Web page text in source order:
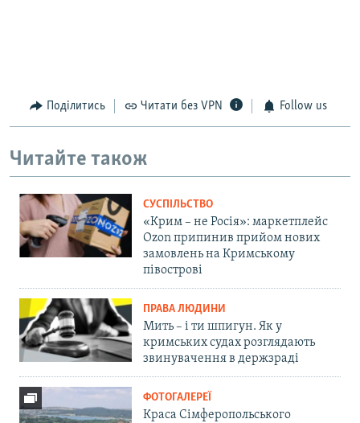
Поділитись Читати без VPN Follow us
Читайте також
СУСПІЛЬСТВО
«Крим – не Росія»: маркетплейс
Ozon припинив прийом нових
замовлень на Кримському
півострові
ПРАВА ЛЮДИНИ
Мить – і ти шпигун. Як у
кримських судах розглядають
звинувачення в держзраді
ФОТОГАЛЕРЕЇ
Краса Сімферопольського